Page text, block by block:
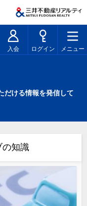
入会 ログイン メニュー
だける情報を発信して
の知識